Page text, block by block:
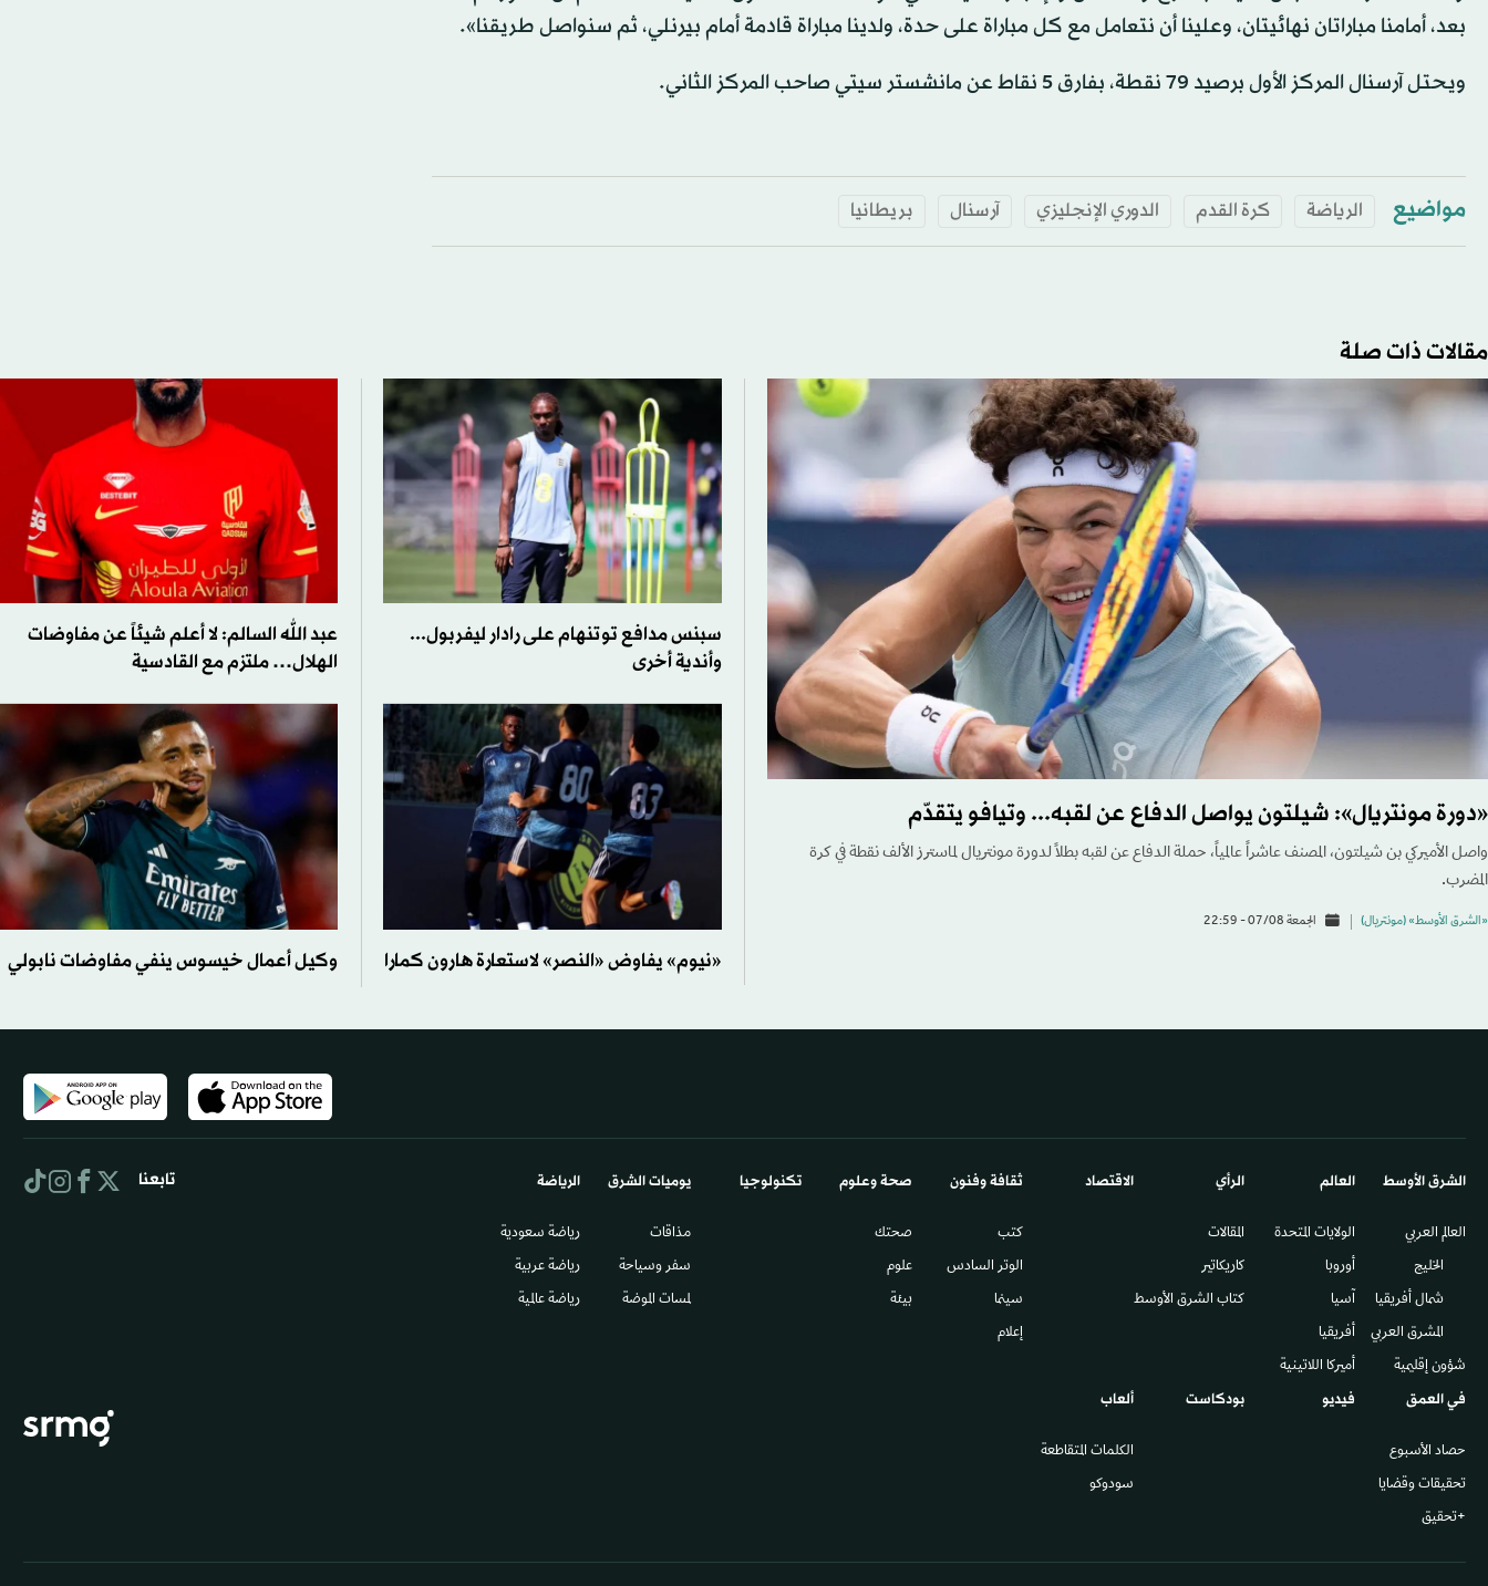
بعد، أمامنا مباراتان نهائيتان، وعلينا أن نتعامل مع كل مباراة على حدة، ولدينا مباراة قادمة أمام بيرنلي، ثم سنواصل طريقنا».
ويحتل آرسنال المركز الأول برصيد 79 نقطة، بفارق 5 نقاط عن مانشستر سيتي صاحب المركز الثاني.
مواضيع الرياضة كرة القدم الدوري الإنجليزي آرسنال بريطانيا
مقالات ذات صلة
«دورة مونتريال»: شيلتون يواصل الدفاع عن لقبه... وتيافو يتقدّم
واصل الأميركي بن شيلتون، المصنف عاشراً عالمياً، حملة الدفاع عن لقبه بطلاً لدورة مونتريال لماسترز الألف نقطة في كرة
المضرب.
«الشرق الأوسط» (مونتريال) الجمعة 07/08 - 22:59
سبنس مدافع توتنهام على رادار ليفربول...
وأندية أخرى
عبد الله السالم: لا أعلم شيئاً عن مفاوضات
الهلال… ملتزم مع القادسية
«نيوم» يفاوض «النصر» لاستعارة هارون كمارا وكيل أعمال خيسوس ينفي مفاوضات نابولي
الشرق الأوسط​
العالم العربي
الخليج
شمال أفريقيا
المشرق العربي
شؤون إقليمية
العالم
الولايات المتحدة
أوروبا
آسيا
أفريقيا
أميركا اللاتينية
الرأي
المقالات
كاريكاتير
كتاب الشرق الأوسط
الاقتصاد ثقافة وفنون
كتب
الوتر السادس​
سينما
إعلام
صحة وعلوم
صحتك
علوم
بيئة
تكنولوجيا يوميات الشرق​
مذاقات
سفر وسياحة
لمسات الموضة
الرياضة
رياضة سعودية
رياضة عربية
رياضة عالمية
في العمق
حصاد الأسبوع
تحقيقات وقضايا
+تحقيق
فيديو بودكاست ألعاب
الكلمات المتقاطعة
سودوكو
تابعنا